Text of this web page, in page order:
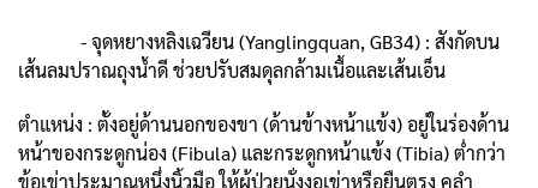
- จุดหยางหลิงเฉวียน (Yanglingquan, GB34) : สังกัดบน
เส้นลมปราณถุงน้ำดี ช่วยปรับสมดุลกล้ามเนื้อและเส้นเอ็น
ตำแหน่ง : ตั้งอยู่ด้านนอกของขา (ด้านข้างหน้าแข้ง) อยู่ในร่องด้าน
หน้าของกระดูกน่อง (Fibula) และกระดูกหน้าแข้ง (Tibia) ต่ำกว่า
ข้อเข่าประมาณหนึ่งนิ้วมือ ให้ผู้ป่วยนั่งงอเข่าหรือยืนตรง คลำ